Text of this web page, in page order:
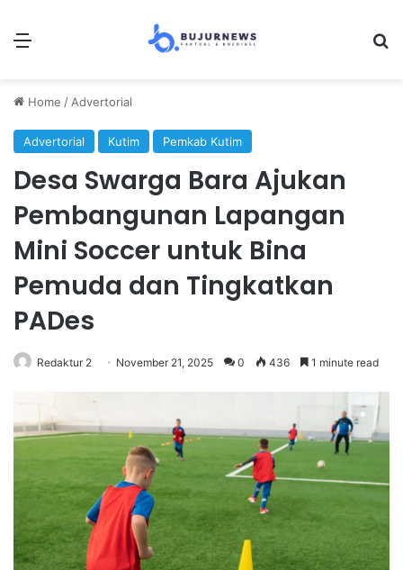
Menu
Home / Advertorial
Advertorial Kutim Pemkab Kutim
Desa Swarga Bara Ajukan
Pembangunan Lapangan
Mini Soccer untuk Bina
Pemuda dan Tingkatkan
PADes
Redaktur 2 November 21, 2025 0 436 1 minute read